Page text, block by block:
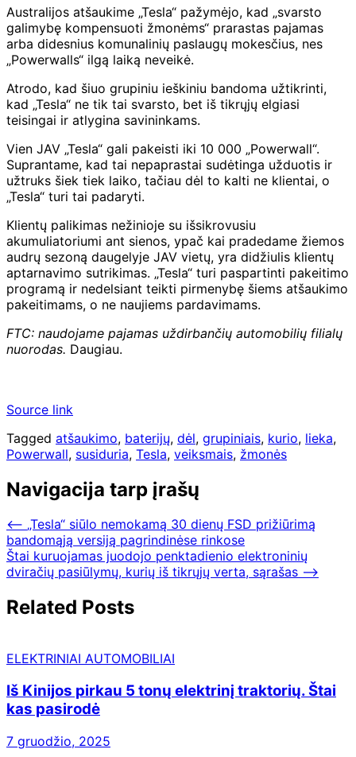
Australijos atšaukime „Tesla“ pažymėjo, kad „svarsto
galimybę kompensuoti žmonėms“ prarastas pajamas
arba didesnius komunalinių paslaugų mokesčius, nes
„Powerwalls“ ilgą laiką neveikė.
Atrodo, kad šiuo grupiniu ieškiniu bandoma užtikrinti,
kad „Tesla“ ne tik tai svarsto, bet iš tikrųjų elgiasi
teisingai ir atlygina savininkams.
Vien JAV „Tesla“ gali pakeisti iki 10 000 „Powerwall“.
Suprantame, kad tai nepaprastai sudėtinga užduotis ir
užtruks šiek tiek laiko, tačiau dėl to kalti ne klientai, o
„Tesla“ turi tai padaryti.
Klientų palikimas nežinioje su išsikrovusiu
akumuliatoriumi ant sienos, ypač kai pradedame žiemos
audrų sezoną daugelyje JAV vietų, yra didžiulis klientų
aptarnavimo sutrikimas. „Tesla“ turi paspartinti pakeitimo
programą ir nedelsiant teikti pirmenybę šiems atšaukimo
pakeitimams, o ne naujiems pardavimams.
FTC: naudojame pajamas uždirbančių automobilių filialų
nuorodas. Daugiau.
Source link
Tagged atšaukimo, baterijų, dėl, grupiniais, kurio, lieka,
Powerwall, susiduria, Tesla, veiksmais, žmonės
Navigacija tarp įrašų
⟵ „Tesla“ siūlo nemokamą 30 dienų FSD prižiūrimą
bandomąją versiją pagrindinėse rinkose
Štai kuruojamas juodojo penktadienio elektroninių
dviračių pasiūlymų, kurių iš tikrųjų verta, sąrašas ⟶
Related Posts
ELEKTRINIAI AUTOMOBILIAI
Iš Kinijos pirkau 5 tonų elektrinį traktorių. Štai
kas pasirodė
7 gruodžio, 2025